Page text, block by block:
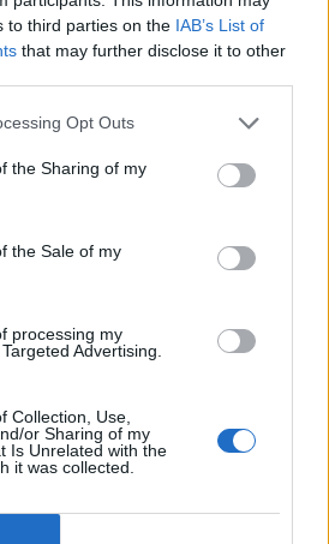
to third parties on the IAB’s List of
that may further disclose it to other
Opt Outs
the Sharing of my
the Sale of my
processing my
Advertising.
Collection, Use,
or Sharing of my
Is Unrelated with the
it was collected.